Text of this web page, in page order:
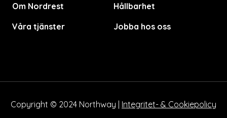
Om Nordrest
Hållbarhet
Våra tjänster
Jobba hos oss
Copyright © 2024 Northway | Integritet- & Cookiepolicy